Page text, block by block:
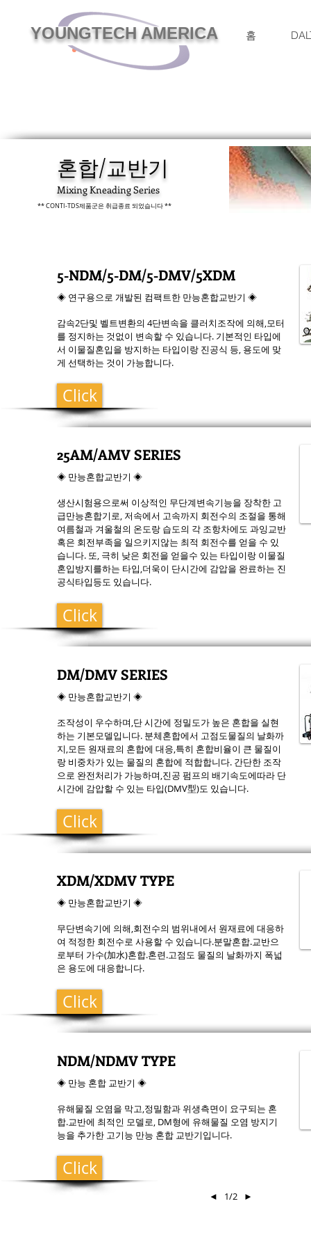
YOUNGTECH AMERICA 홈
혼합/교반기
Mixing Kneading Series
** CONTI-TDS제품군은 취급종료 되었습니다 **
5-NDM/5-DM/5-DMV/5XDM
◈ 연구용으로 개발된 컴팩트한 만능혼합교반기 ◈
감속2단및 벨트변환의 4단변속을 클러치조작에 의해,모터
를 정지하는 것없이 변속할 수 있습니다. 기본적인 타입에
서 이물질혼입을 방지하는 타입이랑 진공식 등, 용도에 맞
게 선택하는 것이 가능합니다.
Click
25AM/AMV SERIES
◈ 만능혼합교반기 ◈
생산시험용으로써 이상적인 무단계변속기능을 장착한 고
급만능혼합기로, 저속에서 고속까지 회전수의 조절을 통해
여름철과 겨울철의 온도랑 습도의 각 조항차에도 과잉교반
혹은 회전부족을 일으키지않는 최적 회전수를 얻을 수 있
습니다. 또, 극히 낮은 회전을 얻을수 있는 타입이랑 이물질
혼입방지를하는 타입,더욱이 단시간에 감압을 완료하는 진
공식타입등도 있습니다.
Click
DM/DMV SERIES
◈ 만능혼합교반기 ◈
조작성이 우수하며,단 시간에 정밀도가 높은 혼합을 실현
하는 기본모델입니다. 분체혼합에서 고점도물질의 날화까
지,모든 원재료의 혼합에 대응,특히 혼합비율이 큰 물질이
랑 비중차가 있는 물질의 혼합에 적합합니다. 간단한 조작
으로 완전처리가 가능하며,진공 펌프의 배기속도에따라 단
시간에 감압할 수 있는 타입(DMV型)도 있습니다.
Click
XDM/XDMV TYPE
◈ 만능혼합교반기 ◈
무단변속기에 의해,회전수의 범위내에서 원재료에 대응하
여 적정한 회전수로 사용할 수 있습니다.분말혼합.교반으
로부터 가수(加水)혼합.혼련.고점도 물질의 날화까지 폭넓
은 용도에 대응합니다.
Click
NDM/NDMV TYPE
◈ 만능 혼합 교반기 ◈
유해물질 오염을 막고,정밀함과 위생측면이 요구되는 혼
합.교반에 최적인 모델로, DM형에 유해물질 오염 방지기
능을 추가한 고기능 만능 혼합 교반기입니다.
Click
◄ 1/2 ►